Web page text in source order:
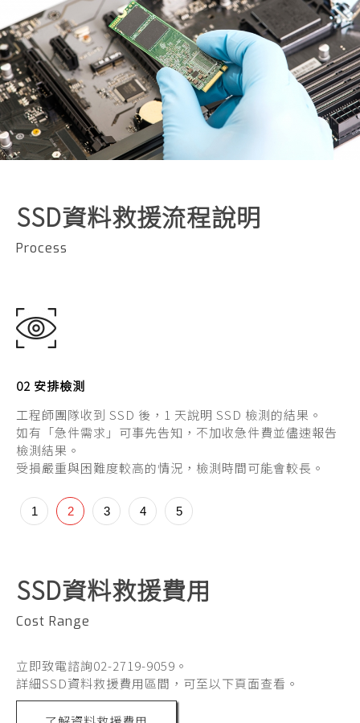
SSD資料救援流程說明
Process
02 安排檢測
工程師團隊收到 SSD 後，1 天說明 SSD 檢測的結果。
如有「急件需求」可事先告知，不加收急件費並儘速報告
檢測結果。
受損嚴重與困難度較高的情況，檢測時間可能會較長。
1 2 3 4 5
SSD資料救援費用
Cost Range
立即致電諮詢02-2719-9059。
詳細SSD資料救援費用區間，可至以下頁面查看。